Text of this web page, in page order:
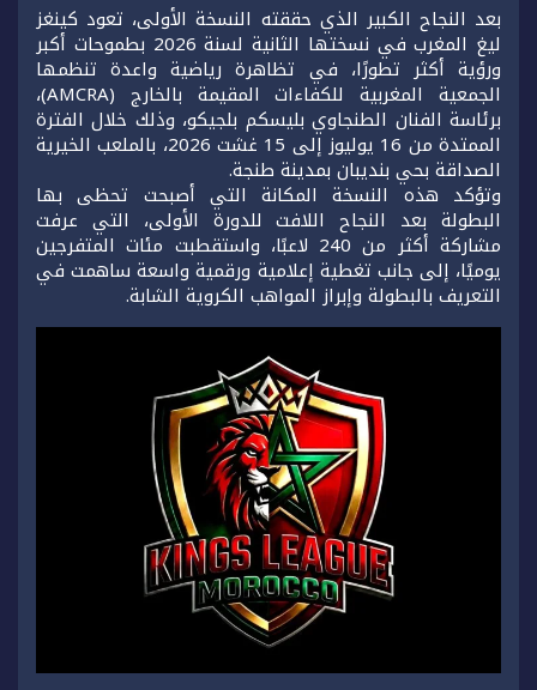
بعد النجاح الكبير الذي حققته النسخة الأولى، تعود كينغز
ليغ المغرب في نسختها الثانية لسنة 2026 بطموحات أكبر
ورؤية أكثر تطورًا، في تظاهرة رياضية واعدة تنظمها
الجمعية المغربية للكفاءات المقيمة بالخارج (AMCRA)،
برئاسة الفنان الطنجاوي بليسكم بلجيكو، وذلك خلال الفترة
الممتدة من 16 يوليوز إلى 15 غشت 2026، بالملعب الخيرية
الصداقة بحي بنديبان بمدينة طنجة.
وتؤكد هذه النسخة المكانة التي أصبحت تحظى بها
البطولة بعد النجاح اللافت للدورة الأولى، التي عرفت
مشاركة أكثر من 240 لاعبًا، واستقطبت مئات المتفرجين
يوميًا، إلى جانب تغطية إعلامية ورقمية واسعة ساهمت في
التعريف بالبطولة وإبراز المواهب الكروية الشابة.